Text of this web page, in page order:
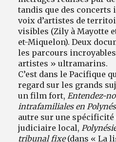
tandis que des
voix d’artistes de
visibles (Zily à Mayotte
et-Miquelon). Deux
les parcours
artistes » ultramarins.
C’est dans le Pacifique
regard sur les grands
un film fort, Entendez-
intrafamiliales en
autre sur une spécificité
judiciaire local,
tribunal fixe(dans « La